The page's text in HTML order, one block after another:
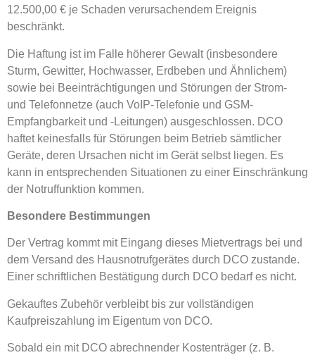
12.500,00 € je Schaden verursachendem Ereignis
beschränkt.
Die Haftung ist im Falle höherer Gewalt (insbesondere
Sturm, Gewitter, Hochwasser, Erdbeben und Ähnlichem)
sowie bei Beeinträchtigungen und Störungen der Strom-
und Telefonnetze (auch VoIP-Telefonie und GSM-
Empfangbarkeit und -Leitungen) ausgeschlossen. DCO
haftet keinesfalls für Störungen beim Betrieb sämtlicher
Geräte, deren Ursachen nicht im Gerät selbst liegen. Es
kann in entsprechenden Situationen zu einer Einschränkung
der Notruffunktion kommen.
Besondere Bestimmungen
Der Vertrag kommt mit Eingang dieses Mietvertrags bei und
dem Versand des Hausnotrufgerätes durch DCO zustande.
Einer schriftlichen Bestätigung durch DCO bedarf es nicht.
Gekauftes Zubehör verbleibt bis zur vollständigen
Kaufpreiszahlung im Eigentum von DCO.
Sobald ein mit DCO abrechnender Kostenträger (z. B.